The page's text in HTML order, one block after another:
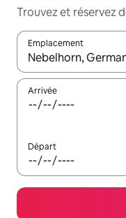
Trouvez et réservez
Emplacement
Quand les résultats
Arrivée
Départ